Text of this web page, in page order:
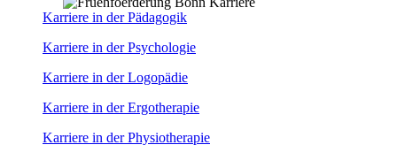
Karriere in der Pädagogik
Karriere in der Psychologie
Karriere in der Logopädie
Karriere in der Ergotherapie
Karriere in der Physiotherapie